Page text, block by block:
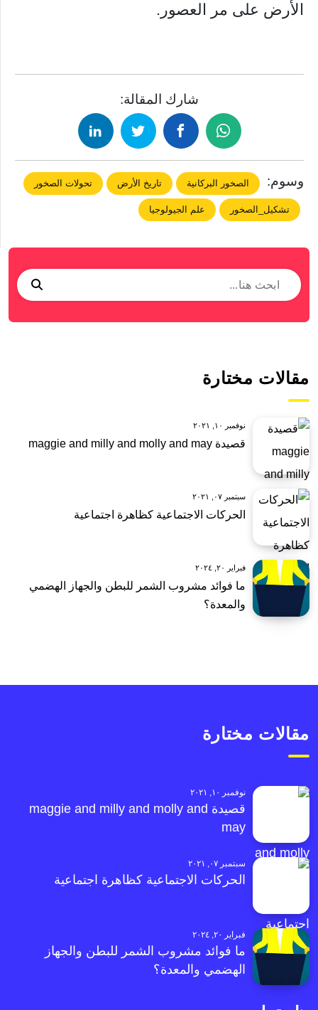
الأرض على مر العصور.
شارك المقالة:
وسوم: الصخور البركانية تاريخ الأرض تحولات الصخور
تشكيل_الصخور علم الجيولوجيا
مقالات مختارة
نوفمبر ١٠, ٢٠٢١
قصيدة maggie and milly and molly and may
سبتمبر ٠٧, ٢٠٢١
الحركات الاجتماعية كظاهرة اجتماعية
فبراير ٢٠, ٢٠٢٤
ما فوائد مشروب الشمر للبطن والجهاز الهضمي
والمعدة؟
مقالات مختارة
نوفمبر ١٠, ٢٠٢١
قصيدة maggie and milly and molly and
may
سبتمبر ٠٧, ٢٠٢١
الحركات الاجتماعية كظاهرة اجتماعية
فبراير ٢٠, ٢٠٢٤
ما فوائد مشروب الشمر للبطن والجهاز
الهضمي والمعدة؟